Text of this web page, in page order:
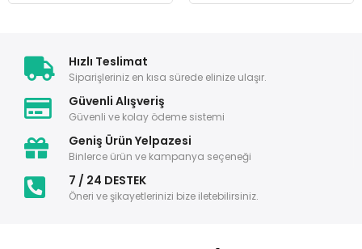
Hızlı Teslimat
Siparişleriniz en kısa sürede elinize ulaşır.
Güvenli Alışveriş
Güvenli ve kolay ödeme sistemi
Geniş Ürün Yelpazesi
Binlerce ürün ve kampanya seçeneği
7 / 24 DESTEK
Öneri ve şikayetlerinizi bize iletebilirsiniz.